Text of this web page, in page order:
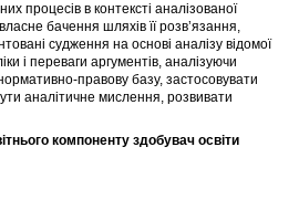
процесів в контексті аналізованої
бачення шляхів її розв’язання,
судження на основі аналізу відомої
і переваги аргументів, аналізуючи
правову базу, застосовувати
аналітичне мислення, розвивати
компоненту здобувач освіти